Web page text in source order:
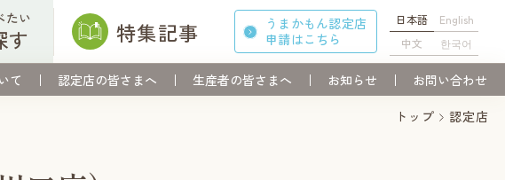
たい
す 特集記事
うまかもん認定店
申請はこちら
日本語
English
中文
한국어
て 認定店の皆さまへ 生産者の皆さまへ お知らせ お問い合わせ
トップ 認定店